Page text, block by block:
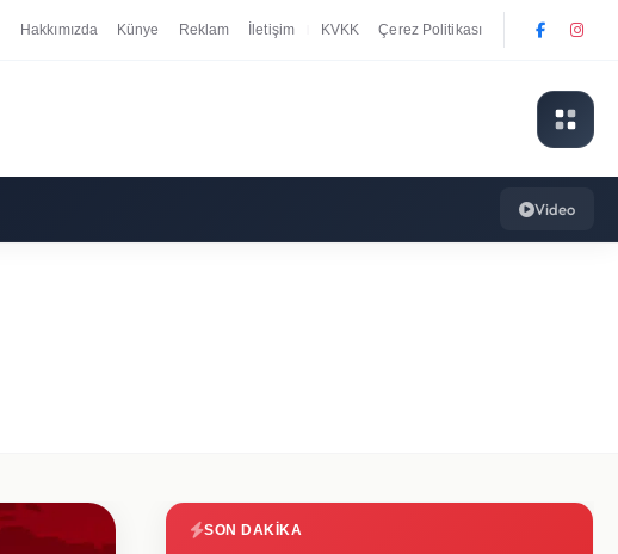
Hakkımızda Künye Reklam İletişim KVKK Çerez Politikası
Video
SON DAKIKA